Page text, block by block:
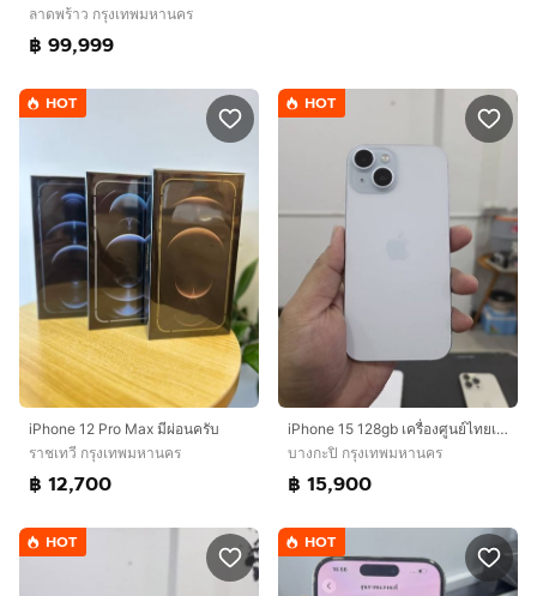
ลาดพร้าว กรุงเทพมหานคร
฿ 99,999
HOT
iPhone 12 Pro Max มีผ่อนครับ
ราชเทวี กรุงเทพมหานคร
฿ 12,700
HOT
iPhone 15 128gb เครื่องศูนย์ไทยเดิมๆ
บางกะปิ กรุงเทพมหานคร
฿ 15,900
HOT HOT